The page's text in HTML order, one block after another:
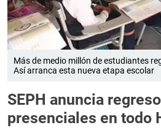
Más de medio millón de estudiantes
Así arranca esta nueva etapa escolar
SEPH anuncia
presenciales en todo